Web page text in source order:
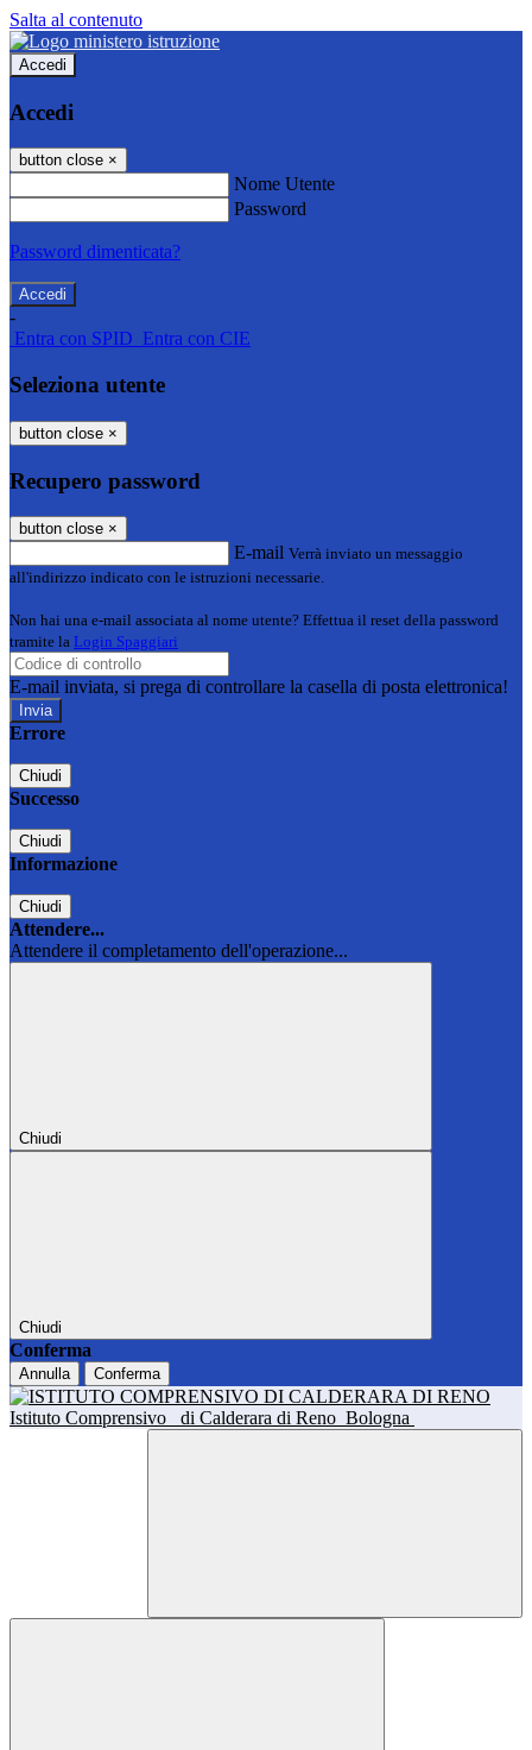
Salta al contenuto
Accedi
Accedi
button close ×
Nome Utente
Password
Password dimenticata?
-
Entra con SPID Entra con CIE
Seleziona utente
button close ×
Recupero password
button close ×
E-mail Verrà inviato un messaggio
all'indirizzo indicato con le istruzioni necessarie.
Non hai una e-mail associata al nome utente? Effettua il reset della password
tramite la Login Spaggiari
E-mail inviata, si prega di controllare la casella di posta elettronica!
Errore
Chiudi
Successo
Chiudi
Informazione
Chiudi
Attendere...
Attendere il completamento dell'operazione...
Chiudi
Chiudi
Conferma
Annulla Conferma
Istituto Comprensivo di Calderara di Reno Bologna